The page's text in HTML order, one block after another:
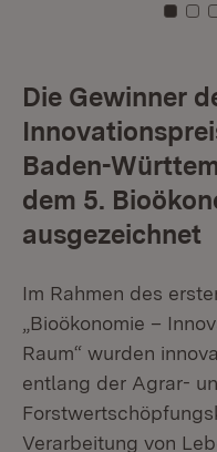
Zu
Die Gewinner
Baden-
dem 5.
ausgezeichnet
Im Rahmen des
„Bioökonomie –
Raum“ wurden
entlang der Agrar-
Verarbeitung von